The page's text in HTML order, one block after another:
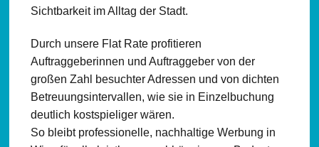
Sichtbarkeit im Alltag der Stadt.
Durch unsere Flat Rate profitieren
Auftraggeberinnen und Auftraggeber von der
großen Zahl besuchter Adressen und von dichten
Betreuungsintervallen, wie sie in Einzelbuchung
deutlich kostspieliger wären.
So bleibt professionelle, nachhaltige Werbung in